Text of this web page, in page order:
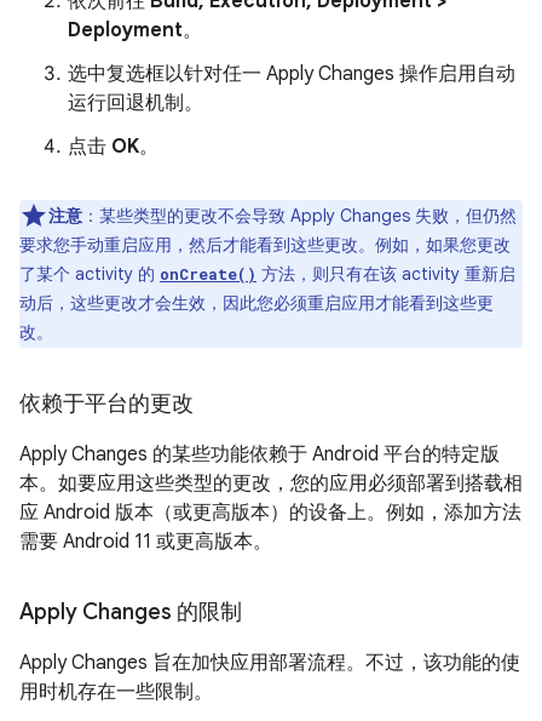
Deployment。
选中复选框以针对任一 Apply Changes 操作启用自动
运行回退机制。
点击 OK。
注意 ：某些类型的更改不会导致 Apply Changes 失败，但仍然
要求您手动重启应用，然后才能看到这些更改。例如，如果您更改
了某个 activity 的 onCreate() 方法，则只有在该 activity 重新启
动后，这些更改才会生效，因此您必须重启应用才能看到这些更
改。
依赖于平台的更改
Apply Changes 的某些功能依赖于 Android 平台的特定版
本。如要应用这些类型的更改，您的应用必须部署到搭载相
应 Android 版本（或更高版本）的设备上。例如，添加方法
需要 Android 11 或更高版本。
Apply Changes 的限制
Apply Changes 旨在加快应用部署流程。不过，该功能的使
用时机存在一些限制。